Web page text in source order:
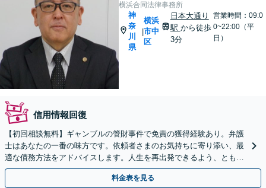
横浜合同法律事務所
神
奈
川
県
|
横浜
市中
区
日本大通り
駅 から徒歩
3分
営業時間：09:0
0~22:00（平
日）
信用情報回復
【初回相談無料】ギャンブルの管財事件で免責の獲得経験あり。弁護
士はあなたの一番の味方です。依頼者さまのお気持ちに寄り添い、最
適な債務方法をアドバイスします。人生を再出発できるよう、ともに
頑張りましょう【休日・夜間も対応】【日本大通り駅3分】
料金表を見る